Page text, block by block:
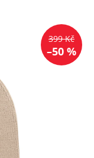
399 Kč
–50 %